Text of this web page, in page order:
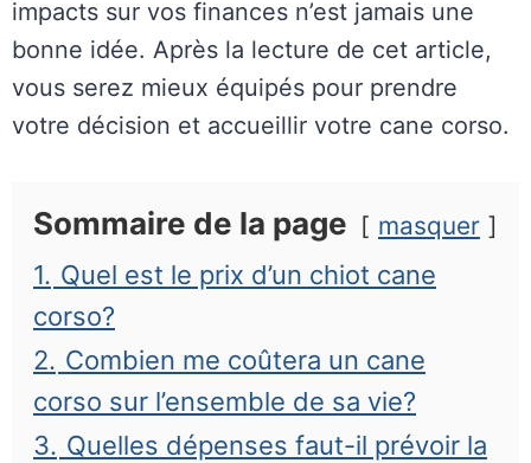
impacts sur vos finances n’est jamais une
bonne idée. Après la lecture de cet article,
vous serez mieux équipés pour prendre
votre décision et accueillir votre cane corso.
Sommaire de la page masquer
1. Quel est le prix d’un chiot cane
corso?
2. Combien me coûtera un cane
corso sur l’ensemble de sa vie?
3. Quelles dépenses faut-il prévoir la